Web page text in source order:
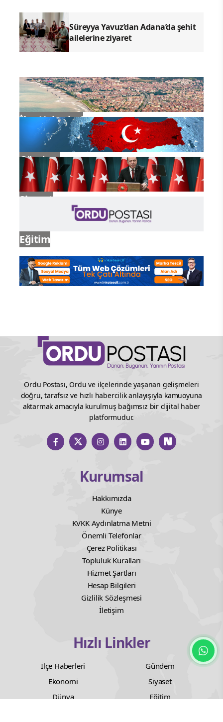
Süreyya Yavuz’dan Adana’da şehit
ailelerine ziyaret
İlçe Haberleri
Gündem
Siyaset
Eğitim
Ordu Postası, Ordu ve ilçelerinde yaşanan gelişmeleri
doğru, tarafsız ve hızlı habercilik anlayışıyla kamuoyuna
aktarmak amacıyla kurulmuş bağımsız bir dijital haber
platformudur.
Kurumsal
Hakkımızda
Künye
KVKK Aydınlatma Metni
Önemli Telefonlar
Çerez Politikası
Topluluk Kuralları
Hizmet Şartları
Hesap Bilgileri
Gizlilik Sözleşmesi
İletişim
Hızlı Linkler
İlçe Haberleri
Gündem
Ekonomi
Siyaset
Dünya
Eğitim